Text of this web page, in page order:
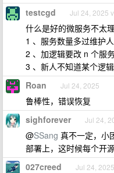
testcgd Jul 24, 2025
什么是好的微服务不太
1 、服务数量多过维护
2 、加逻辑要改 n 个服
3 、新人不知道某个逻
Roan Jul 24, 2025
鲁棒性，错误恢复
sighforever Jul 24,
@SSang 真不一定，小
部署上，这时候每个开
027creed Jul 24, 2025